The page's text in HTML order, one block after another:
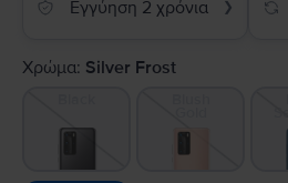
Εγγύηση 2 χρόνια ❯
Χρώμα: Silver Frost